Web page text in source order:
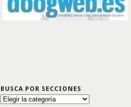
BUSCA POR SECCIONES
Busca